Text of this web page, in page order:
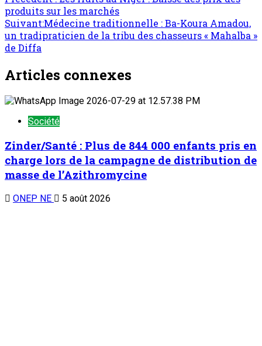
produits sur les marchés
Suivant:Médecine traditionnelle : Ba-Koura Amadou,
un tradipraticien de la tribu des chasseurs « Mahalba »
de Diffa
Articles connexes
Société
Zinder/Santé : Plus de 844 000 enfants pris en
charge lors de la campagne de distribution de
masse de l’Azithromycine
ONEP NE 5 août 2026